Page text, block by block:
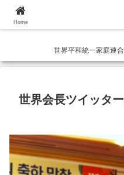
世界平和統一家庭連
世界会長ツイッタ
Home